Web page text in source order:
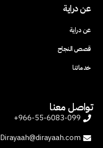
عن دراية
عن دراية
قصص النجاح
خدماتنا
تواصل معنا
966-55-6083-099+
Dirayaah@dirayaah.com